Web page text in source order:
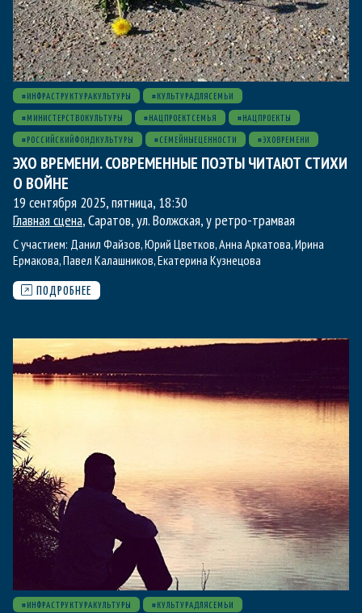
#ИНФРАСТРУКТУРАКУЛЬТУРЫ #КУЛЬТУРАДЛЯСЕМЬИ
#МИНИСТЕРСТВОКУЛЬТУРЫ #НАЦПРОЕКТСЕМЬЯ #НАЦПРОЕКТЫ
#РОССИЙСКИЙФОНДКУЛЬТУРЫ #СЕМЕЙНЫЕЦЕННОСТИ #ЭХОВРЕМЕНИ
ЭХО ВРЕМЕНИ. СОВРЕМЕННЫЕ ПОЭТЫ ЧИТАЮТ СТИХИ
О ВОЙНЕ
19 сентября 2025, пятница, 18:30
Главная сцена, Саратов, ул. Волжская, у ретро-трамвая
С участием: Данил Файзов,Юрий Цветков,Анна Аркатова,Ирина
Ермакова,Павел Калашников,Екатерина Кузнецова
ПОДРОБНЕЕ
#ИНФРАСТРУКТУРАКУЛЬТУРЫ #КУЛЬТУРАДЛЯСЕМЬИ